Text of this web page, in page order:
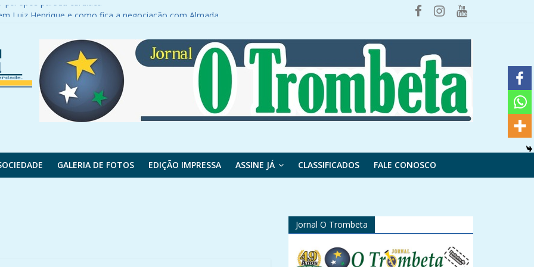
pai após parada cardíaca
e tem mais de 120 elétricos e híbridos
todas as fotos em rede social
rodovia
GALERIA DE FOTOS EDIÇÃO IMPRESSA ASSINE JÁ CLASSIFICADOS FALE CONOSCO
Jornal O Trombeta